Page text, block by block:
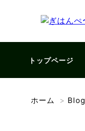
トップページ
ホーム > Blog